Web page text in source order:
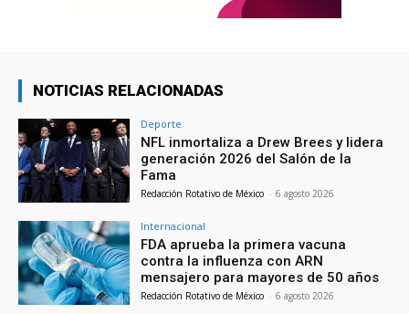
NOTICIAS RELACIONADAS
Deporte
NFL inmortaliza a Drew Brees y lidera
generación 2026 del Salón de la
Fama
Redacción Rotativo de México - 6 agosto 2026
Internacional
FDA aprueba la primera vacuna
contra la influenza con ARN
mensajero para mayores de 50 años
Redacción Rotativo de México - 6 agosto 2026